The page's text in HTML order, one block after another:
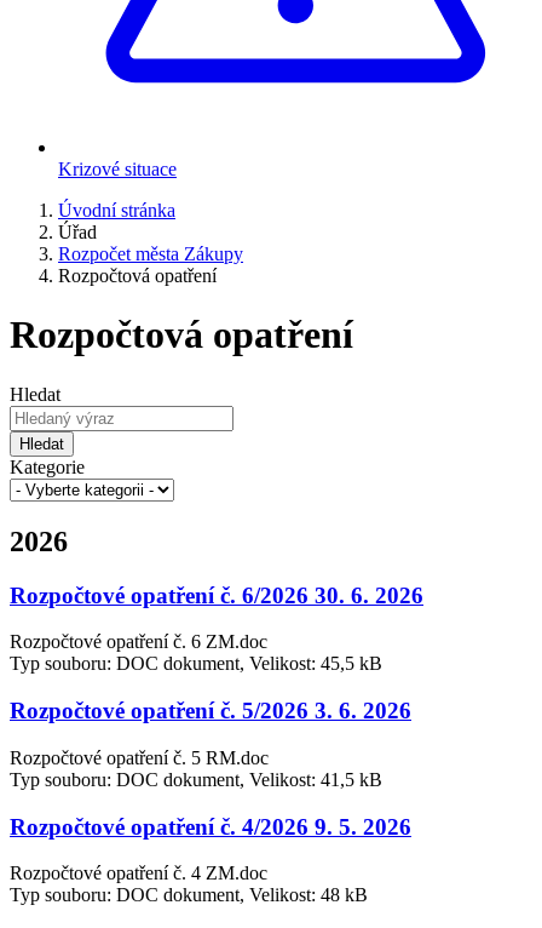
Krizové situace
Úvodní stránka
Úřad
Rozpočet města Zákupy
Rozpočtová opatření
Rozpočtová opatření
Hledat
Hledat
Kategorie
2026
Rozpočtové opatření č. 6/2026 30. 6. 2026
Rozpočtové opatření č. 6 ZM.doc
Typ souboru: DOC dokument, Velikost: 45,5 kB
Rozpočtové opatření č. 5/2026 3. 6. 2026
Rozpočtové opatření č. 5 RM.doc
Typ souboru: DOC dokument, Velikost: 41,5 kB
Rozpočtové opatření č. 4/2026 9. 5. 2026
Rozpočtové opatření č. 4 ZM.doc
Typ souboru: DOC dokument, Velikost: 48 kB